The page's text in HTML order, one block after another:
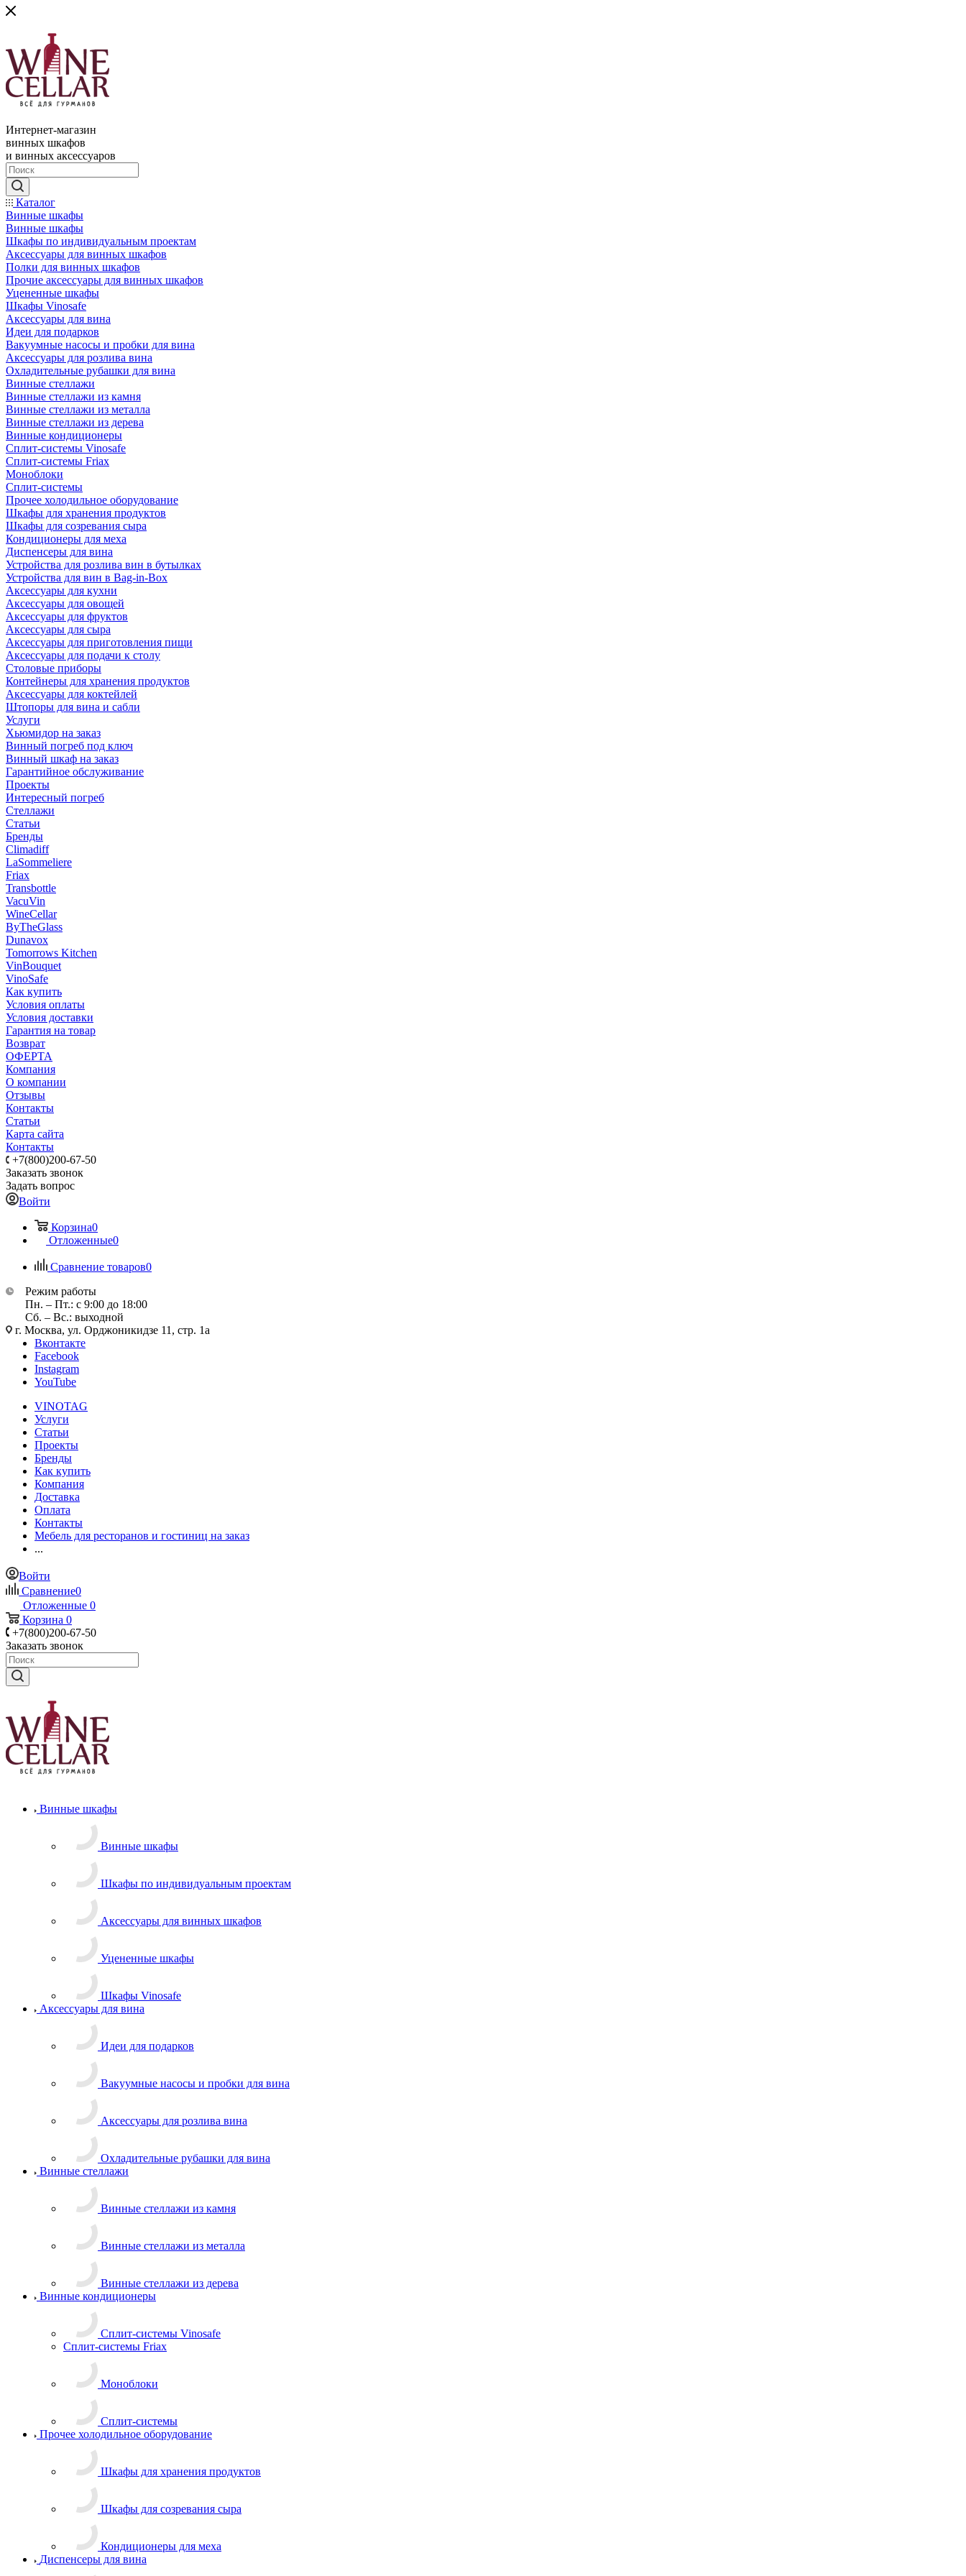
Интернет-магазин
винных шкафов
и винных аксессуаров
Каталог
Винные шкафы
Винные шкафы
Шкафы по индивидуальным проектам
Аксессуары для винных шкафов
Полки для винных шкафов
Прочие аксессуары для винных шкафов
Уцененные шкафы
Шкафы Vinosafe
Аксессуары для вина
Идеи для подарков
Вакуумные насосы и пробки для вина
Аксессуары для розлива вина
Охладительные рубашки для вина
Винные стеллажи
Винные стеллажи из камня
Винные стеллажи из металла
Винные стеллажи из дерева
Винные кондиционеры
Сплит-системы Vinosafe
Сплит-системы Friax
Моноблоки
Сплит-системы
Прочее холодильное оборудование
Шкафы для хранения продуктов
Шкафы для созревания сыра
Кондиционеры для меха
Диспенсеры для вина
Устройства для розлива вин в бутылках
Устройства для вин в Bag-in-Box
Аксессуары для кухни
Аксессуары для овощей
Аксессуары для фруктов
Аксессуары для сыра
Аксессуары для приготовления пищи
Аксессуары для подачи к столу
Столовые приборы
Контейнеры для хранения продуктов
Аксессуары для коктейлей
Штопоры для вина и сабли
Услуги
Хьюмидор на заказ
Винный погреб под ключ
Винный шкаф на заказ
Гарантийное обслуживание
Проекты
Интересный погреб
Стеллажи
Статьи
Бренды
Climadiff
LaSommeliere
Friax
Transbottle
VacuVin
WineCellar
ByTheGlass
Dunavox
Tomorrows Kitchen
VinBouquet
VinoSafe
Как купить
Условия оплаты
Условия доставки
Гарантия на товар
Возврат
ОФЕРТА
Компания
О компании
Отзывы
Контакты
Статьи
Карта сайта
Контакты
+7(800)200-67-50
Заказать звонок
Задать вопрос
Войти
Корзина0
Отложенные0
Сравнение товаров0
Режим работы
Пн. – Пт.: с 9:00 до 18:00
Сб. – Вс.: выходной
г. Москва, ул. Орджоникидзе 11, стр. 1а
Вконтакте
Facebook
Instagram
YouTube
VINOTAG
Услуги
Статьи
Проекты
Бренды
Как купить
Компания
Доставка
Оплата
Контакты
Мебель для ресторанов и гостиниц на заказ
...
Войти
Сравнение0
Отложенные 0
Корзина 0
+7(800)200-67-50
Заказать звонок
Винные шкафы
Винные шкафы
Шкафы по индивидуальным проектам
Аксессуары для винных шкафов
Уцененные шкафы
Шкафы Vinosafe
Аксессуары для вина
Идеи для подарков
Вакуумные насосы и пробки для вина
Аксессуары для розлива вина
Охладительные рубашки для вина
Винные стеллажи
Винные стеллажи из камня
Винные стеллажи из металла
Винные стеллажи из дерева
Винные кондиционеры
Сплит-системы Vinosafe
Сплит-системы Friax
Моноблоки
Сплит-системы
Прочее холодильное оборудование
Шкафы для хранения продуктов
Шкафы для созревания сыра
Кондиционеры для меха
Диспенсеры для вина